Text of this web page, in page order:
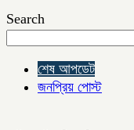
Search
শেষ আপডেট
জনপ্রিয় পোস্ট